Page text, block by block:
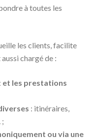
à toutes les
les clients, facilite
chargé de :
et les prestations
: itinéraires,
ou via une